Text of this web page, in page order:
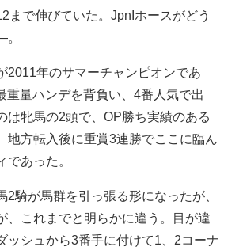
まで伸びていた。JpnIホースがどう
2011年のサマーチャンピオンであ
重量ハンデを背負い、4番人気で出
は牝馬の2頭で、OP勝ち実績のある
地方転入後に重賞3連勝でここに臨ん
であった。
2騎が馬群を引っ張る形になったが、
、これまでと明らかに違う。目が違
ッシュから3番手に付けて1、2コーナ